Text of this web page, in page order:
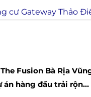
cư Gateway Thảo
Fusion Bà Rịa
án hàng đầu trải rộng